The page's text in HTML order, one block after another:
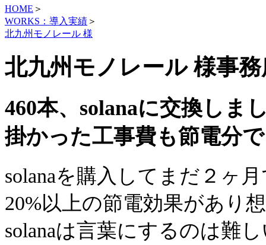
HOME ＞
WORKS：導入実績 ＞
北九州モノレール 様
北九州モノレール 様事
460本、solanaに交換しま
掛かった工事費も節電分
solanaを購入してまだ２ヶ
20%以上の節電効果があり
solanaは言葉にするのは難